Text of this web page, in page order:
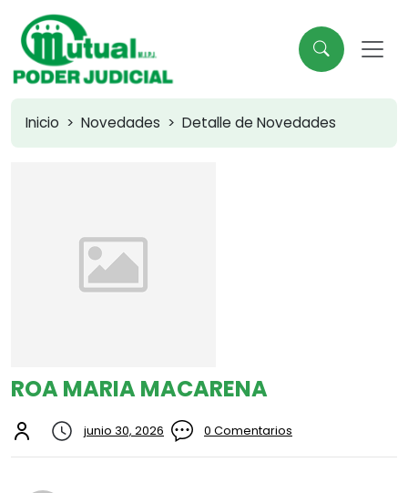
Inicio Novedades Detalle de Novedades
ROA MARIA MACARENA
junio 30, 2026 0 Comentarios